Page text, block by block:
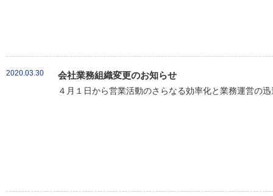
2020.03.30 会社業務組織変更のお知らせ
４月１日から営業活動のさらなる効率化と業務運営の